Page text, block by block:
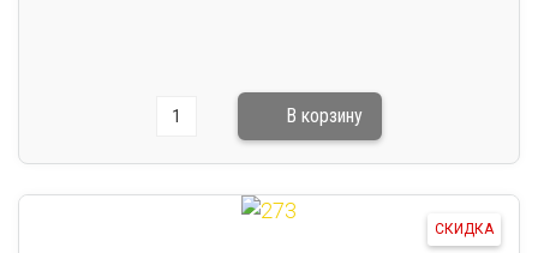
СКИДКА